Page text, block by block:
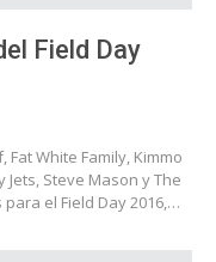
Field Day
Fat White Family, Kimmo
Steve Mason y The
el Field Day 2016,…